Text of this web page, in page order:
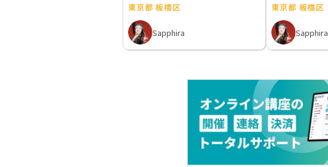
東京都 板橋区
Sapphira
東京都 板橋区
Sapphira